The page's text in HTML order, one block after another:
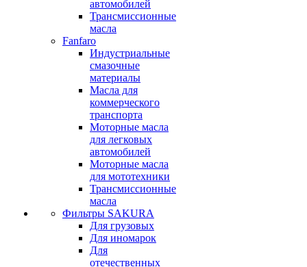
автомобилей
Трансмиссионные
масла
Fanfaro
Индустриальные
смазочные
материалы
Масла для
коммерческого
транспорта
Моторные масла
для легковых
автомобилей
Моторные масла
для мототехники
Трансмиссионные
масла
Фильтры SAKURA
Для грузовых
Для иномарок
Для
отечественных